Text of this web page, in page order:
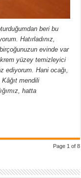
beri bu
Hatırladınız,
evinde var
yüzey temizleyici
ediyorum. Hani ocağı,
mendili
hatta
Page 1 of 8